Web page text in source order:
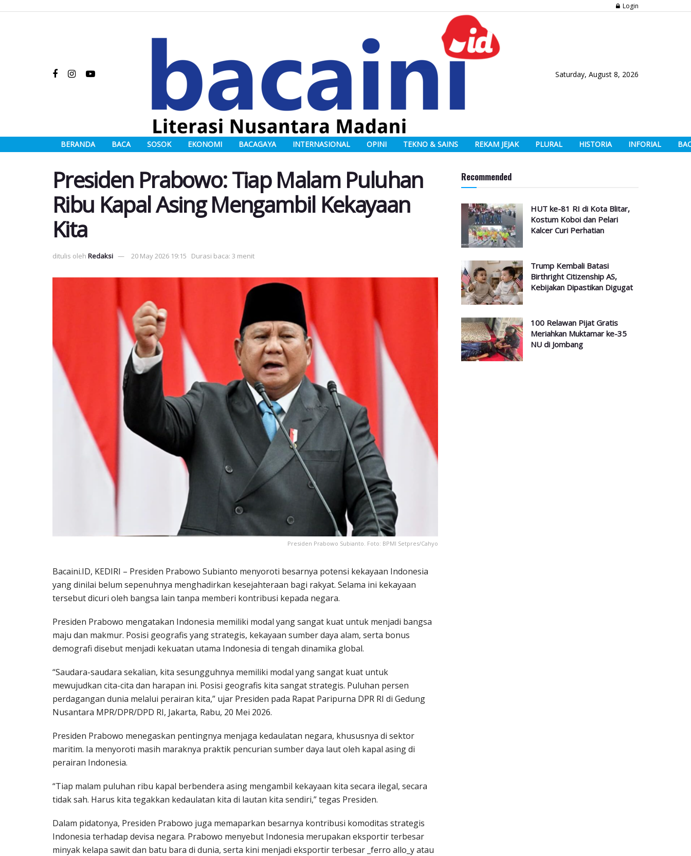
Login
Saturday, August 8, 2026
BERANDA BACA SOSOK EKONOMI BACAGAYA INTERNASIONAL OPINI TEKNO & SAINS REKAM JEJAK PLURAL HISTORIA INFORIAL
Presiden Prabowo: Tiap Malam Puluhan
Ribu Kapal Asing Mengambil Kekayaan
Kita
ditulis oleh Redaksi 20 May 2026 19:15 Durasi baca: 3 menit
Presiden Prabowo Subianto. Foto: BPMI Setpres/Cahyo
Bacaini.ID, KEDIRI – Presiden Prabowo Subianto menyoroti besarnya potensi kekayaan Indonesia
yang dinilai belum sepenuhnya menghadirkan kesejahteraan bagi rakyat. Selama ini kekayaan
tersebut dicuri oleh bangsa lain tanpa memberi kontribusi kepada negara.
Presiden Prabowo mengatakan Indonesia memiliki modal yang sangat kuat untuk menjadi bangsa
maju dan makmur. Posisi geografis yang strategis, kekayaan sumber daya alam, serta bonus
demografi disebut menjadi kekuatan utama Indonesia di tengah dinamika global.
“Saudara-saudara sekalian, kita sesungguhnya memiliki modal yang sangat kuat untuk
mewujudkan cita-cita dan harapan ini. Posisi geografis kita sangat strategis. Puluhan persen
perdagangan dunia melalui perairan kita,” ujar Presiden pada Rapat Paripurna DPR RI di Gedung
Nusantara MPR/DPR/DPD RI, Jakarta, Rabu, 20 Mei 2026.
Presiden Prabowo menegaskan pentingnya menjaga kedaulatan negara, khususnya di sektor
maritim. Ia menyoroti masih maraknya praktik pencurian sumber daya laut oleh kapal asing di
perairan Indonesia.
“Tiap malam puluhan ribu kapal berbendera asing mengambil kekayaan kita secara ilegal, secara
tidak sah. Harus kita tegakkan kedaulatan kita di lautan kita sendiri,” tegas Presiden.
Dalam pidatonya, Presiden Prabowo juga memaparkan besarnya kontribusi komoditas strategis
Indonesia terhadap devisa negara. Prabowo menyebut Indonesia merupakan eksportir terbesar
minyak kelapa sawit dan batu bara di dunia, serta kini menjadi eksportir terbesar _ferro allo_y atau
Recommended
HUT ke-81 RI di Kota Blitar,
Kostum Koboi dan Pelari
Kalcer Curi Perhatian
Trump Kembali Batasi
Birthright Citizenship AS,
Kebijakan Dipastikan Digugat
100 Relawan Pijat Gratis
Meriahkan Muktamar ke-35
NU di Jombang